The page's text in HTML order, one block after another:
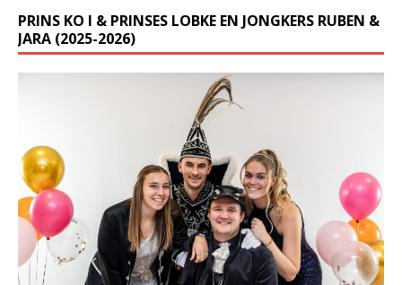
PRINS KO I & PRINSES LOBKE EN JONGKERS RUBEN &
JARA (2025-2026)